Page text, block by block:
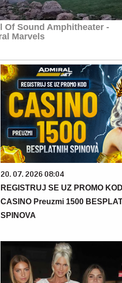
20. 07. 2026 08:04
REGISTRUJ SE UZ PROMO KOD
CASINO Preuzmi 1500
SPINOVA